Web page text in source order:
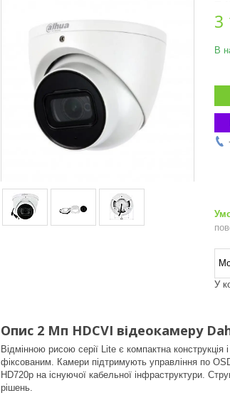
3
В
У
Опис 2 Мп HDCVI відеокамеру
Відмінною рисою серії Lite є компактна
фіксованим. Камери підтримують управління по
HD720р на існуючої кабельної інфраструктури.
рішень.